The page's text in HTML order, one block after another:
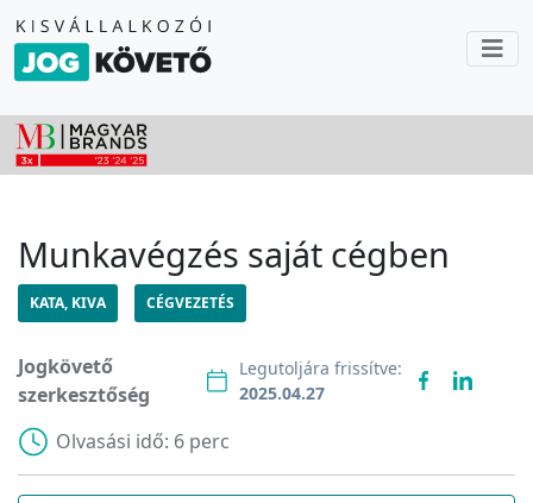
Munkavégzés saját cégben
KATA, KIVA CÉGVEZETÉS
Jogkövető
szerkesztőség
Legutoljára frissítve:
2025.04.27
Olvasási idő: 6 perc